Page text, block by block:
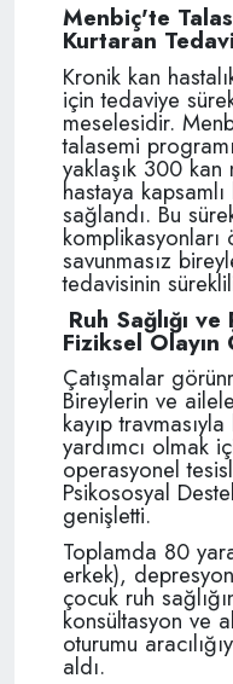
Menbiç'te
Kurtaran
Kronik kan
için tedaviye
meselesidir.
talasemi
yaklaşık 300 kan
hastaya
sağlandı. Bu
savunmasız
tedavisinin
Ruh Sağlığı
FizikselOlayın
Çatışmalar
Bireylerin ve
kayıp
yardımcı olmak
operasyonel
Psikososyal
genişletti.
Toplamda 80
erkek),
çocuk ruh
konsültasyon ve
oturumu
aldı.